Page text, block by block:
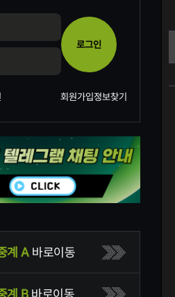
로그인
회원가입정보찾기
계 A바로이동
계 B바로이동